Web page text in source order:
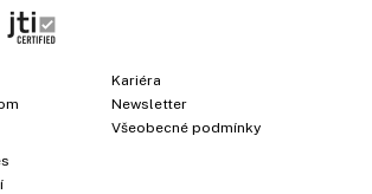
Kariéra
Newsletter
Všeobecné podmínky